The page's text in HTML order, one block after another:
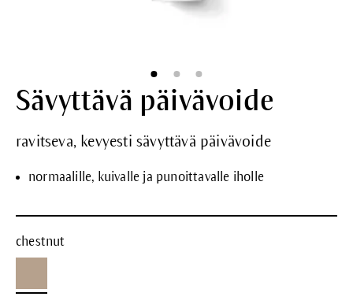
Sävyttävä päivävoide
ravitseva, kevyesti sävyttävä päivävoide
normaalille, kuivalle ja punoittavalle iholle
chestnut